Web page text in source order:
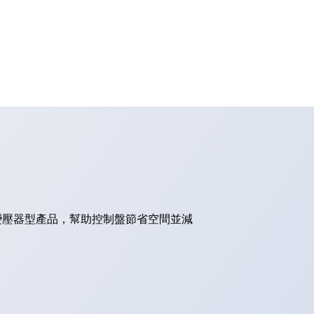
器型產品，幫助控制盤節省空間並減